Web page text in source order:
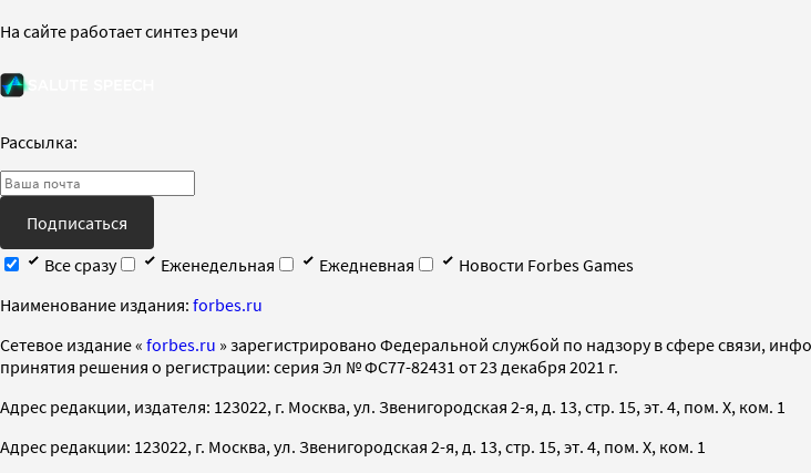
На сайте работает синтез речи
Рассылка:
Подписаться
Все сразу
Еженедельная Ежедневная
Новости Forbes Games
Наименование издания: forbes.ru
Cетевое издание « forbes.ru » зарегистрировано Федеральной службой по надзору в сфере связи,
принятия решения о регистрации: серия Эл № ФС77-82431 от 23 декабря 2021 г.
Адрес редакции, издателя: 123022, г. Москва, ул. Звенигородская 2-я, д. 13, стр. 15, эт. 4, пом. X, ком. 1
Адрес редакции: 123022, г. Москва, ул. Звенигородская 2-я, д. 13, стр. 15, эт. 4, пом. X, ком. 1